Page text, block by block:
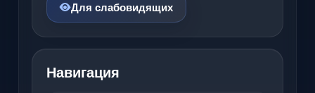
Для слабовидящих
Навигация